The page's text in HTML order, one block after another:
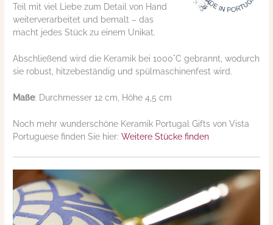
Teil mit viel Liebe zum Detail von Hand
weiterverarbeitet und bemalt – das
macht jedes Stück zu einem Unikat.
Abschließend wird die Keramik bei 1000°C gebrannt, wodurch
sie robust, hitzebeständig und spülmaschinenfest wird.
Maße: Durchmesser 12 cm, Höhe 4,5 cm
Noch mehr wunderschöne Keramik Portugal Gifts von Vista
Portuguese finden Sie hier:Weitere Stücke finden